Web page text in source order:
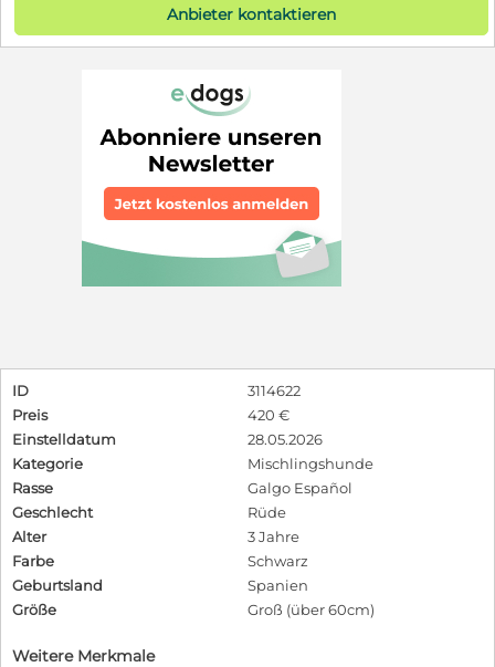
Anbieter kontaktieren
ID
3114622
Preis
420 €
Einstelldatum
28.05.2026
Kategorie
Mischlingshunde
Rasse
Galgo Español
Geschlecht
Rüde
Alter
3 Jahre
Farbe
Schwarz
Geburtsland
Spanien
Größe
Groß (über 60cm)
Weitere Merkmale